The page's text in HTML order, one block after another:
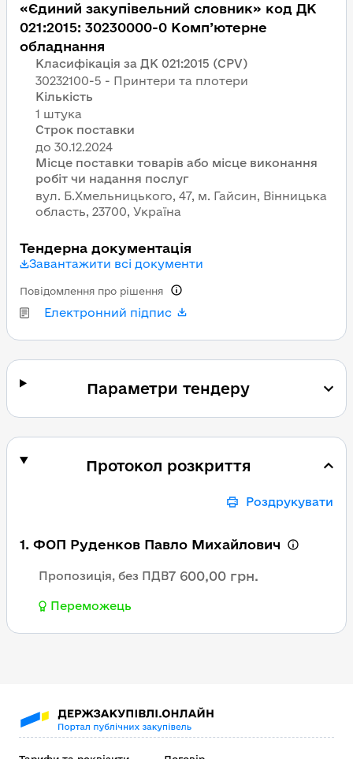
«Єдиний закупівельний словник» код ДК
021:2015: 30230000-0 Комп’ютерне
обладнання
Класифікація за ДК 021:2015 (CPV)
30232100-5 - Принтери та плотери
Кількість
1 штука
Строк поставки
Місце поставки товарів або місце виконання
робіт чи надання послуг
вул. Б.Хмельницького, 47, м. Гайсин, Вінницька
область, 23700, Україна
Тендерна документація
Завантажити всі документи
Електронний підпис
Повідомлення про рішення
Параметри тендеру
Протокол розкриття
Роздрукувати
1. ФОП Руденков Павло Михайлович
Пропозиція, без ПДВ7 600,00 грн.
Переможець